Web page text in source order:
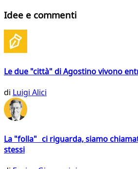
Idee e commenti
Le due "città" di Agostino vivono
di Luigi Alici
La "folla" ci riguarda, siamo
stessi